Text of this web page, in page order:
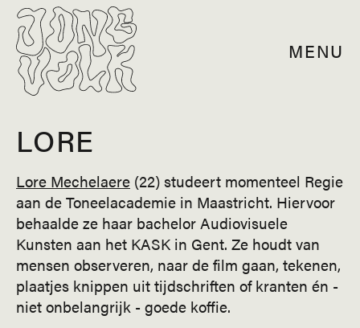
MENU
LORE
Lore Mechelaere ​ (22) ​studeert momenteel Regie
aan de Toneelacademie in Maastricht. Hiervoor
behaalde ze haar bachelor Audiovisuele
Kunsten aan het KASK in Gent. Ze houdt van
mensen observeren, naar de film gaan, tekenen,
plaatjes knippen uit tijdschriften of kranten én -
niet onbelangrijk - goede koffie.